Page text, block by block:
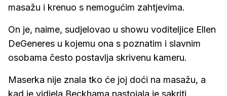
masažu i krenuo s nemogućim zahtjevima.
On je, naime, sudjelovao u showu voditeljice Ellen
DeGeneres u kojemu ona s poznatim i slavnim
osobama često postavlja skrivenu kameru.
Maserka nije znala tko će joj doći na masažu, a
kad je vidjela Beckhama nastojala je sakriti